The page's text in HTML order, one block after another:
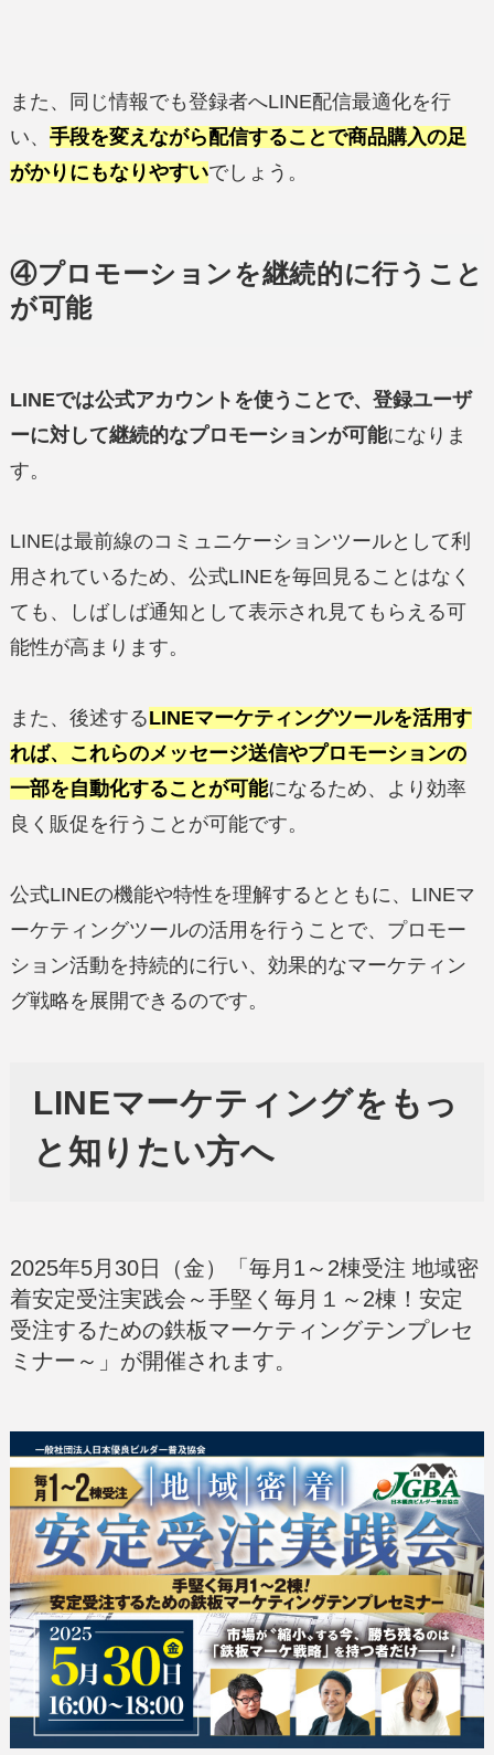
また、同じ情報でも登録者へLINE配信最適化を行
い、 手段を変えながら配信することで商品購入の足
がかりにもなりやすいでしょう。
④プロモーションを継続的に行うこと
が可能
LINEでは公式アカウントを使うことで、登録ユーザ
ーに対して継続的なプロモーションが可能になりま
す。
LINEは最前線のコミュニケーションツールとして利
用されているため、公式LINEを毎回見ることはなく
ても、しばしば通知として表示され見てもらえる可
能性が高まります。
また、後述するLINEマーケティングツールを活用す
れば、これらのメッセージ送信やプロモーションの
一部を自動化することが可能になるため、より効率
良く販促を行うことが可能です。
公式LINEの機能や特性を理解するとともに、LINEマ
ーケティングツールの活用を行うことで、プロモー
ション活動を持続的に行い、効果的なマーケティン
グ戦略を展開できるのです。
LINEマーケティングをもっ
と知りたい方へ
2025年5月30日（金）「毎月1～2棟受注 地域密
着安定受注実践会～手堅く毎月１～2棟！安定
受注するための鉄板マーケティングテンプレセ
ミナー～」が開催されます。